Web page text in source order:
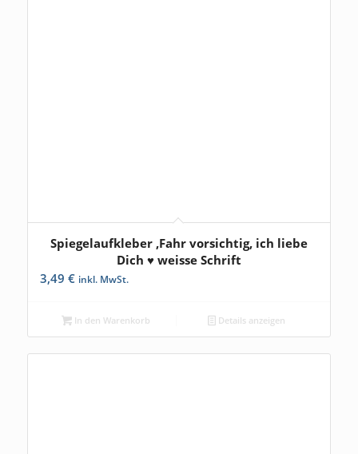
Spiegelaufkleber ‚Fahr vorsichtig, ich liebe
Dich ♥ weisse Schrift
3,49 € inkl. MwSt.
In den Warenkorb Details anzeigen